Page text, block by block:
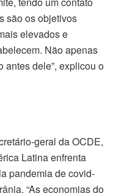
são os objetivos
elevados e
Não apenas
antes dele”, explicou o
geral da OCDE,
Latina enfrenta
pandemia de covid-
“As economias do